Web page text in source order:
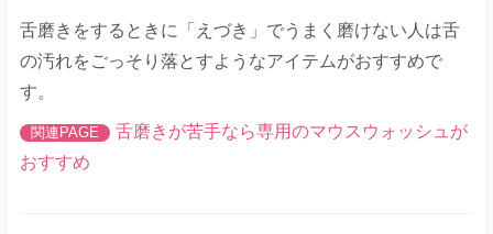
舌磨きをするときに「えづき」でうまく磨けない人は舌
の汚れをごっそり落とすようなアイテムがおすすめで
す。
舌磨きが苦手なら専用のマウスウォッシュが
おすすめ